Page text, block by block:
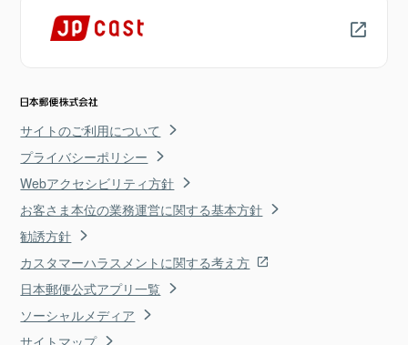
サイトのご利用について
プライバシーポリシー
Webアクセシビリティ方針
お客さま本位の業務運営に関する基本方針
勧誘方針
カスタマーハラスメントに関する考え方
日本郵便公式アプリ一覧
ソーシャルメディア
サイトマップ